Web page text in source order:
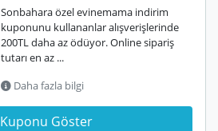
Sonbahara özel evinemama indirim
kuponunu kullananlar alışverişlerinde
200TL daha az ödüyor. Online sipariş
tutarı en az ...
Daha fazla bilgi
Kuponu Göster